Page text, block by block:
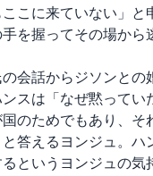
こに来ていない」と
を握ってその場から
会話からジソンとの
スは「なぜ黙ってい
国のためでもあり、
答えるヨンジュ。ハ
というヨンジュの気